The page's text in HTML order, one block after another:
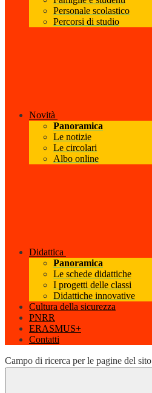
Personale scolastico
Percorsi di studio
Novità
Panoramica
Le notizie
Le circolari
Albo online
Didattica
Panoramica
Le schede didattiche
I progetti delle classi
Didattiche innovative
Cultura della sicurezza
PNRR
ERASMUS+
Contatti
Campo di ricerca per le pagine del sito